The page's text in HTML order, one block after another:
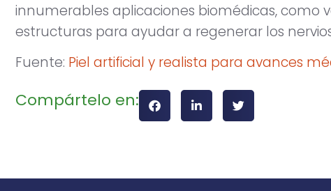
innumerables aplicaciones biomédicas, como
estructuras para ayudar a regenerar los
Fuente: Piel artificial y realista para avances
Compártelo en: